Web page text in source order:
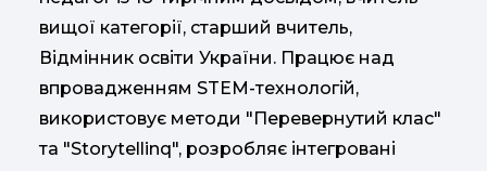
вищої категорії, старший вчитель,
Відмінник освіти України. Працює над
впровадженням STEM-технологій,
використовує методи "Перевернутий клас"
та "Storytellinq", розробляє інтегровані